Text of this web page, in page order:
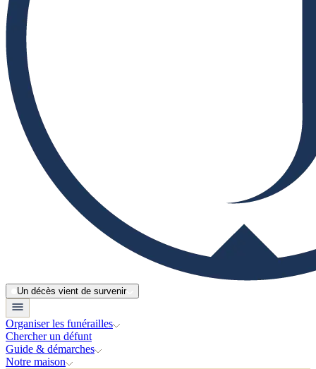
Un décès vient de survenir
Organiser les funérailles
Chercher un défunt
Guide & démarches
Notre maison